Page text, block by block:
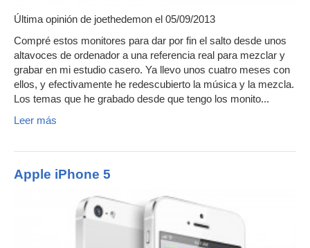
Última opinión de joethedemon el 05/09/2013
Compré estos monitores para dar por fin el salto desde unos
altavoces de ordenador a una referencia real para mezclar y
grabar en mi estudio casero. Ya llevo unos cuatro meses con
ellos, y efectivamente he redescubierto la música y la mezcla.
Los temas que he grabado desde que tengo los monito...
Leer más
Apple iPhone 5